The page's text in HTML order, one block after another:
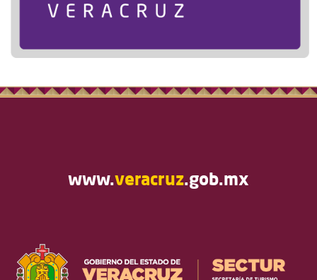
www.veracruz.gob.mx